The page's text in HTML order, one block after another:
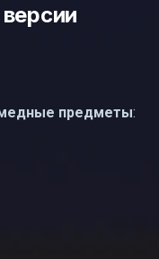
предметы: